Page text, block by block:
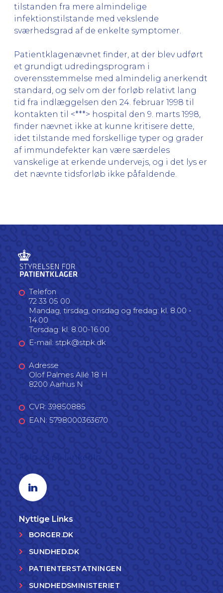
tilstanden fra mere almindelige
infektionstilstande med vekslende
sværhedsgrad af de enkelte symptomer.
Patientklagenævnet finder, at der blev udført
et grundigt udredingsprogram i
overensstemmelse med almindelig anerkendt
standard, og selv om der forløb relativt lang
tid fra indlæggelsen den 24. februar 1998 til
kontakten til <***> hospital den 9. marts 1998,
finder nævnet ikke at kunne kritisere dette,
idet tilstande med forskellige typer og grader
af immundefekter kan være særdeles
vanskelige at erkende undervejs, og i det lys er
det nævnte tidsforløb ikke påfaldende.
Telefon
72 33 05 00
Mandag, tirsdag, onsdag og fredag: kl. 8.00 -
14.00
Torsdag: kl. 8.00-16.00
E-mail: stpk@stpk.dk
Adresse
Olof Palmes Allé 18 H
8200 Aarhus N
CVR: 39850885
EAN: 5798000363670
Linkedin profil
Nyttige Links
BORGER.DK
SUNDHED.DK
PATIENTERSTATNINGEN
SUNDHEDSMINISTERIET